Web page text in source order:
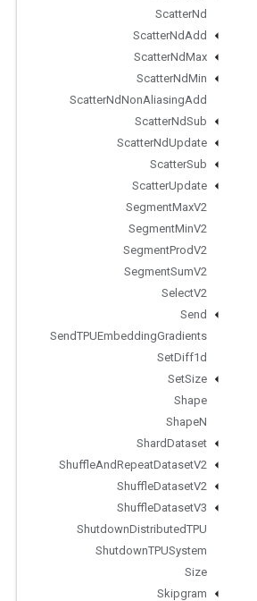
ScatterNd
ScatterNdAdd
ScatterNdMax
ScatterNdMin
ScatterNdNonAliasingAdd
ScatterNdSub
ScatterNdUpdate
ScatterSub
ScatterUpdate
SegmentMaxV2
SegmentMinV2
SegmentProdV2
SegmentSumV2
SelectV2
Send
SendTPUEmbeddingGradients
SetDiff1d
SetSize
Shape
ShapeN
ShardDataset
ShuffleAndRepeatDatasetV2
ShuffleDatasetV2
ShuffleDatasetV3
ShutdownDistributedTPU
ShutdownTPUSystem
Size
Skipgram